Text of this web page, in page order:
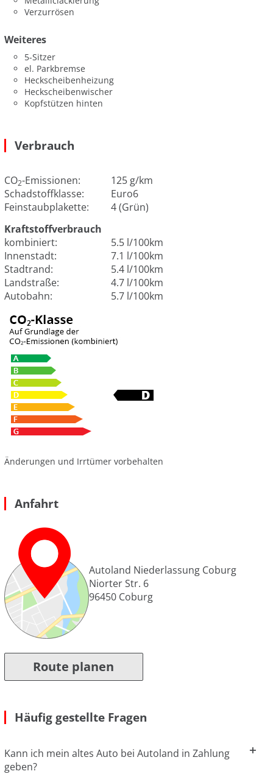
Verzurrösen
Weiteres
5-Sitzer
el. Parkbremse
Heckscheibenheizung
Heckscheibenwischer
Kopfstützen hinten
Verbrauch
CO2-Emissionen:
125 g/km
Schadstoffklasse:
Euro6
Feinstaubplakette:
4 (Grün)
Kraftstoffverbrauch
kombiniert:
5.5 l/100km
Innenstadt:
7.1 l/100km
Stadtrand:
5.4 l/100km
Landstraße:
4.7 l/100km
Autobahn:
5.7 l/100km
Änderungen und Irrtümer vorbehalten
Anfahrt
Autoland Niederlassung Coburg
Niorter Str. 6
96450 Coburg
Route planen
Häufig gestellte Fragen
Kann ich mein altes Auto bei Autoland in Zahlung
geben?